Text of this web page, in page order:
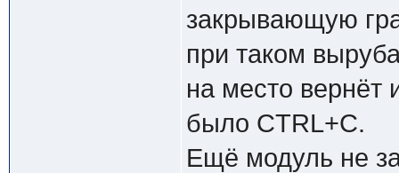
закрывающую
при таком
на место вернёт
было CTRL+C.
Ещё модуль не